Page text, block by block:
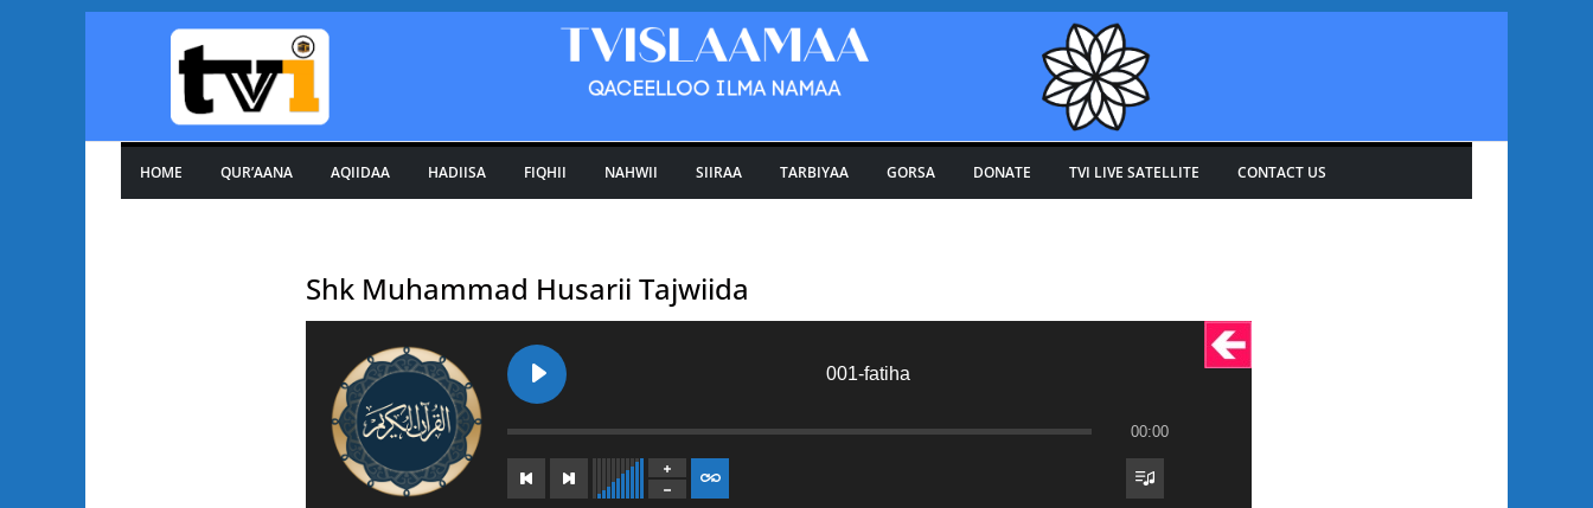
HOME QUR’AANA AQIIDAA HADIISA FIQHII NAHWII SIIRAA TARBIYAA GORSA DONATE TVI LIVE SATELLITE CONTACT US
Shk Muhammad Husarii Tajwiida
001-fatiha
00:00